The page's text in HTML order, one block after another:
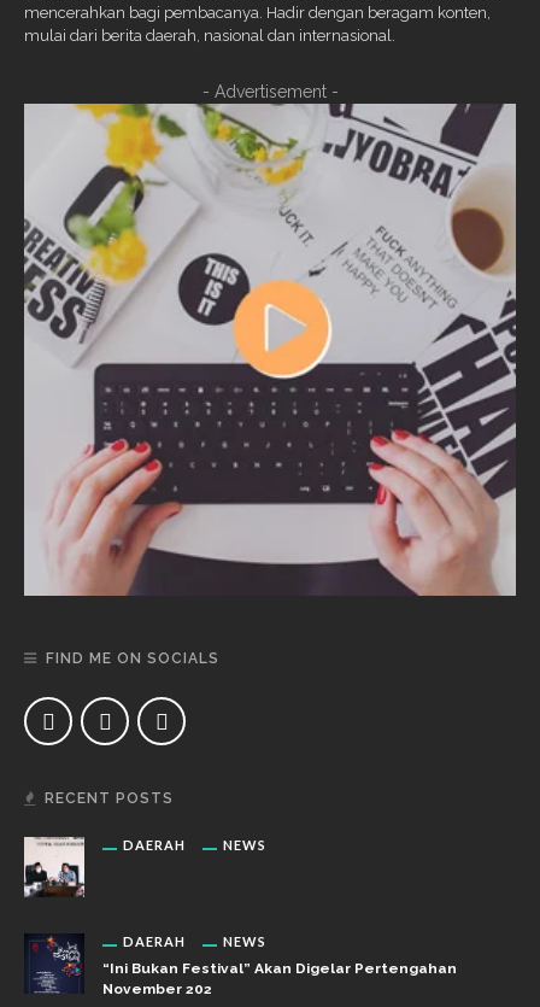
mencerahkan bagi pembacanya. Hadir dengan beragam konten,
mulai dari berita daerah, nasional dan internasional.
- Advertisement -
FIND ME ON SOCIALS
RECENT POSTS
DAERAH NEWS
DAERAH NEWS
“Ini Bukan Festival” Akan Digelar Pertengahan
November 202